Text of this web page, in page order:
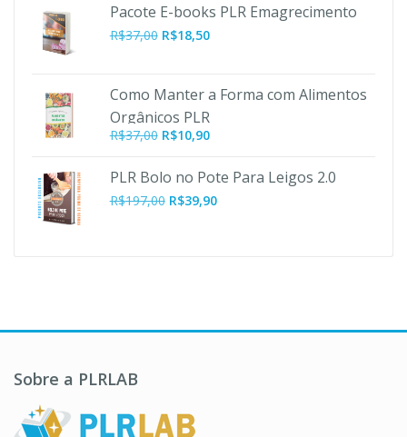
era:
R$197,00.
é:
Pacote E-books PLR Emagrecimento
R$37,00 R$18,50
Como Manter a Forma com Alimentos
Orgânicos PLR
R$37,00 O
original
era:
R$37,00.
R$10,90O
atual
PLR Bolo no Pote Para Leigos 2.0
R$197,00 O
R$39,90O
Sobre a PLRLAB